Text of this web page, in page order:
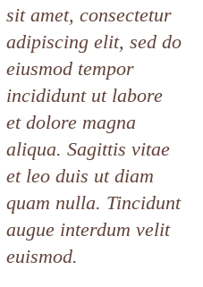
sit amet, consectetur
adipiscing elit, sed do
eiusmod tempor
incididunt ut labore
et dolore magna
aliqua. Sagittis vitae
et leo duis ut diam
quam nulla. Tincidunt
augue interdum velit
euismod.